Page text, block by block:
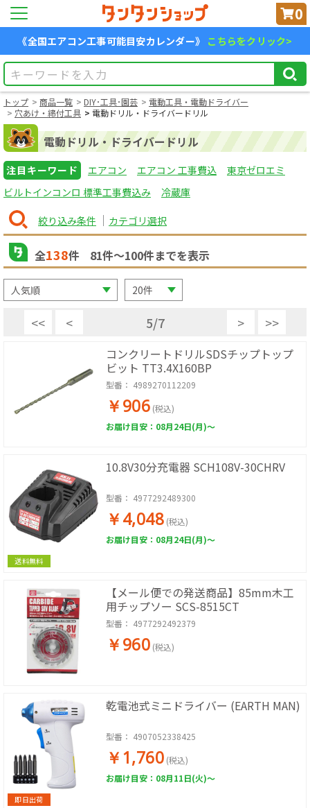
0
《全国エアコン工事可能目安カレンダー》 こちらをクリック>
トップ 商品一覧 DIY･工具･園芸
電動工具・電動ドライバー
穴あけ・締付工具
電動ドリル・ドライバードリル
電動ドリル・ドライバードリル
注目キーワード エアコン エアコン 工事費込
東京ゼロエミ
ビルトインコンロ 標準工事費込み
冷蔵庫
絞り込み条件 カテゴリ選択
全138件 81件〜100件までを表示
<< < 5/7 > >>
コンクリートドリルSDSチップトップ
ビット TT3.4X160BP
型番： 4989270112209
￥906 (税込)
お届け目安：08月24日(月)～
送料無料
10.8V30分充電器 SCH108V-30CHRV
型番： 4977292489300
￥4,048 (税込)
お届け目安：08月24日(月)～
【メール便での発送商品】85mm木工
用チップソー SCS-8515CT
型番： 4977292492379
￥960 (税込)
即日出荷
乾電池式ミニドライバー (EARTH MAN)
型番： 4907052338425
￥1,760 (税込)
お届け目安：08月11日(火)～